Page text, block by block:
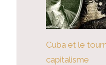
Cuba et le
capitalisme